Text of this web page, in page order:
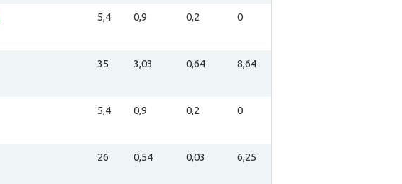
5,4 0,9 0,2 0
35 3,03 0,64 8,64
5,4 0,9 0,2 0
26 0,54 0,03 6,25